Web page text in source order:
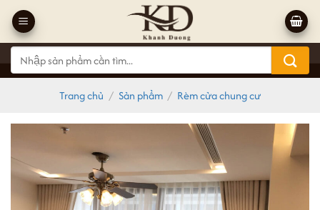
qua
nội
dung
Tìm
kiếm:
Trang chủ / Sản phẩm / Rèm cửa chung cư